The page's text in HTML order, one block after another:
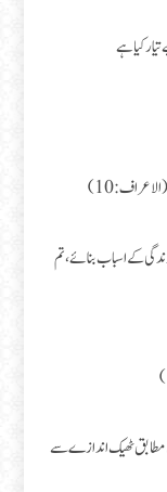
کیا ہے
کے اسباب بنائے، تم
ٹھیک اندازے سے